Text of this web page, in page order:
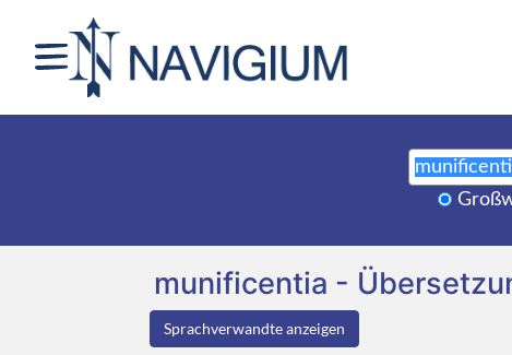
munificentia -
Sprachverwandte anzeigen